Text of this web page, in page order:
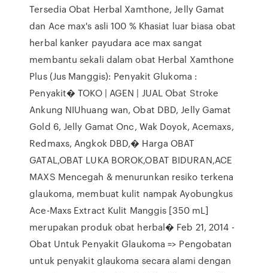
Tersedia Obat Herbal Xamthone, Jelly Gamat
dan Ace max's asli 100 % Khasiat luar biasa obat
herbal kanker payudara ace max sangat
membantu sekali dalam obat Herbal Xamthone
Plus (Jus Manggis): Penyakit Glukoma :
Penyakit� TOKO | AGEN | JUAL Obat Stroke
Ankung NIUhuang wan, Obat DBD, Jelly Gamat
Gold 6, Jelly Gamat Onc, Wak Doyok, Acemaxs,
Redmaxs, Angkok DBD,� Harga OBAT
GATAL,OBAT LUKA BOROK,OBAT BIDURAN,ACE
MAXS Mencegah & menurunkan resiko terkena
glaukoma, membuat kulit nampak Ayobungkus
Ace-Maxs Extract Kulit Manggis [350 mL]
merupakan produk obat herbal� Feb 21, 2014 -
Obat Untuk Penyakit Glaukoma => Pengobatan
untuk penyakit glaukoma secara alami dengan